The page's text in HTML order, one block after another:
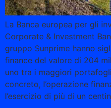
La Banca europea per gli
Corporate & Investment
gruppo Sunprime hanno
finance del valore di 204
uno tra i maggiori
concreto, l’operazione
l’esercizio di più di un